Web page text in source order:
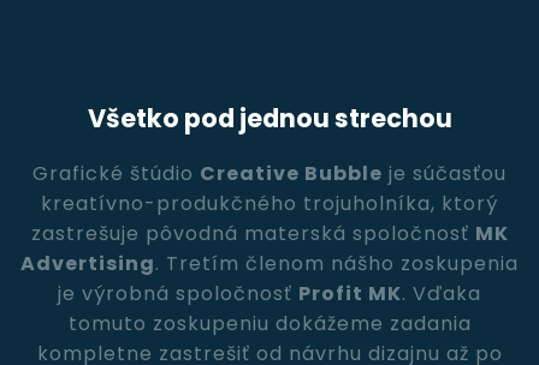
Všetko pod jednou strechou
Grafické štúdio Creative Bubble je súčasťou
kreatívno-produkčného trojuholníka, ktorý
zastrešuje pôvodná materská spoločnosť MK
Advertising. Tretím členom nášho zoskupenia
je výrobná spoločnosť Profit MK. Vďaka
tomuto zoskupeniu dokážeme zadania
kompletne zastrešiť od návrhu dizajnu až po